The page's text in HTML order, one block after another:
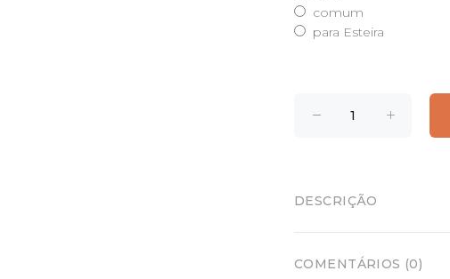
comum
para Esteira
DESCRIÇÃO
COMENTÁRIOS (0)